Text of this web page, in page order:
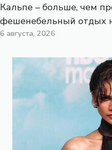
Кальпе – больше, чем
фешенебельный отдых
6 августа, 2026